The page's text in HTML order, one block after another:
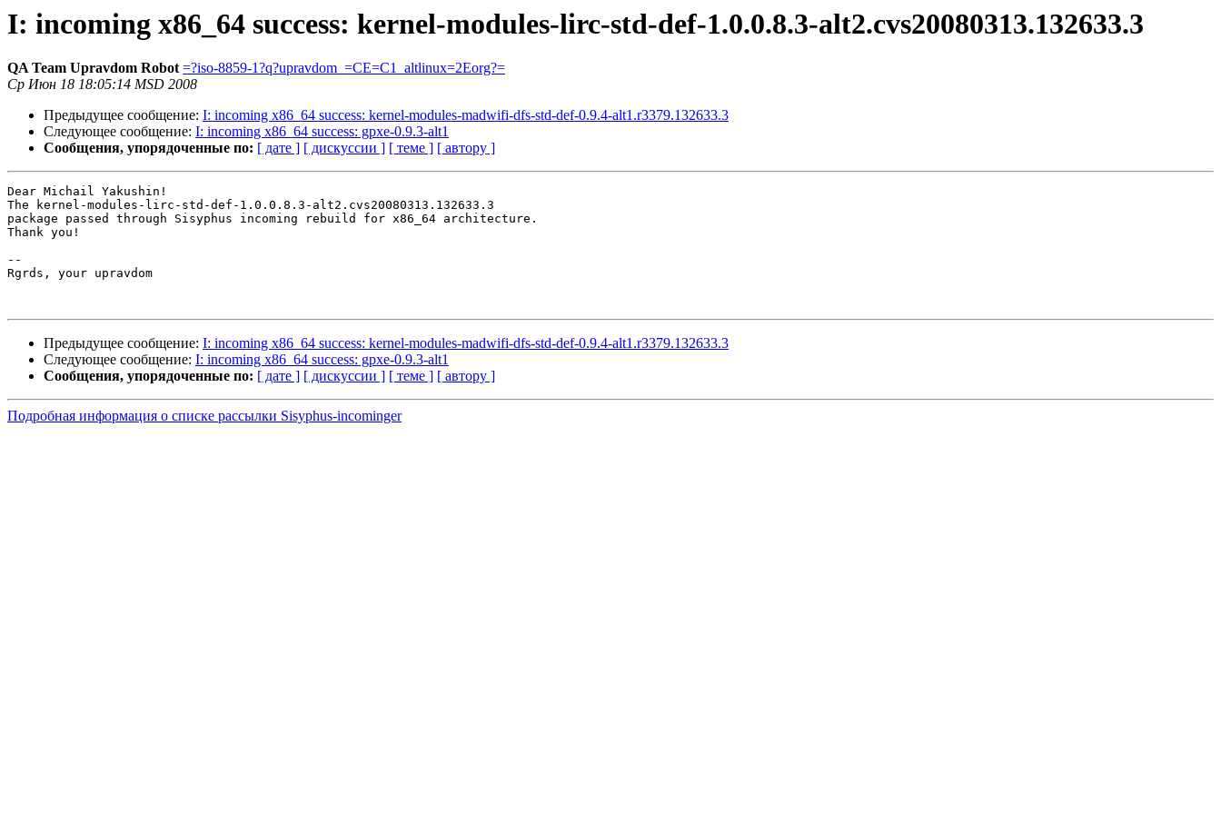
I: incoming x86_64 success: kernel-modules-lirc-std-def-1.0.0.8.3-alt2.cvs20080313.132633.3
QA Team Upravdom Robot =?iso-8859-1?q?upravdom_=CE=C1_altlinux=2Eorg?=
Ср Июн 18 18:05:14 MSD 2008
Предыдущее сообщение: I: incoming x86_64 success: kernel-modules-madwifi-dfs-std-def-0.9.4-alt1.r3379.132633.3
Следующее сообщение: I: incoming x86_64 success: gpxe-0.9.3-alt1
Сообщения, упорядоченные по: [ дате ] [ дискуссии ] [ теме ] [ автору ]
Dear Michail Yakushin!
The kernel-modules-lirc-std-def-1.0.0.8.3-alt2.cvs20080313.132633.3
package passed through Sisyphus incoming rebuild for x86_64 architecture.
Thank you!
--
Rgrds, your upravdom
Предыдущее сообщение: I: incoming x86_64 success: kernel-modules-madwifi-dfs-std-def-0.9.4-alt1.r3379.132633.3
Следующее сообщение: I: incoming x86_64 success: gpxe-0.9.3-alt1
Сообщения, упорядоченные по: [ дате ] [ дискуссии ] [ теме ] [ автору ]
Подробная информация о списке рассылки Sisyphus-incominger